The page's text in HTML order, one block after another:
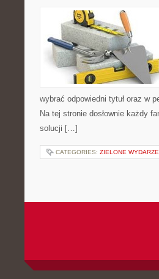
wybrać odpowiedni tytuł oraz w
Na tej stronie dosłownie każdy
solucji […]
CATEGORIES: ZIELONE